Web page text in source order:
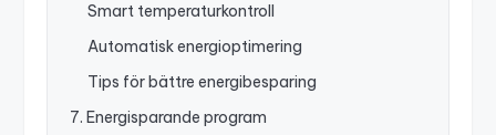
Smart temperaturkontroll
Automatisk energioptimering
Tips för bättre energibesparing
7. Energisparande program